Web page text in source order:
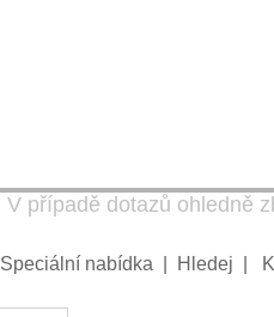
V případě dotazů ohledně
Speciální nabídka Hledej